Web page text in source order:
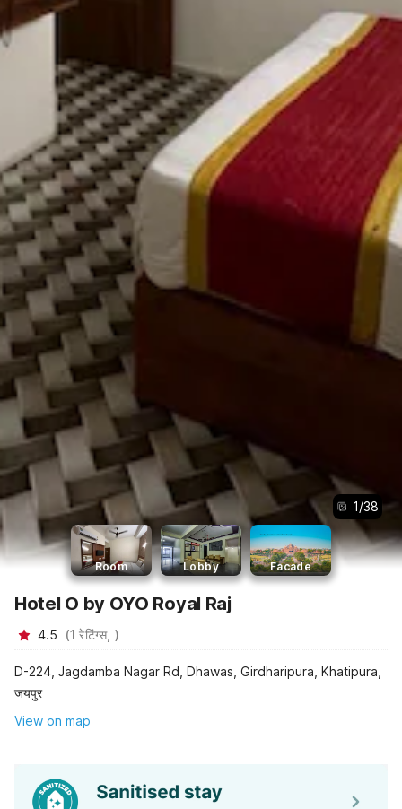
1/38
Room Lobby Facade
Hotel O by OYO Royal Raj
4.5 (1 रेटिंग्स, )
D-224, Jagdamba Nagar Rd, Dhawas, Girdharipura, Khatipura,
जयपुर
View on map